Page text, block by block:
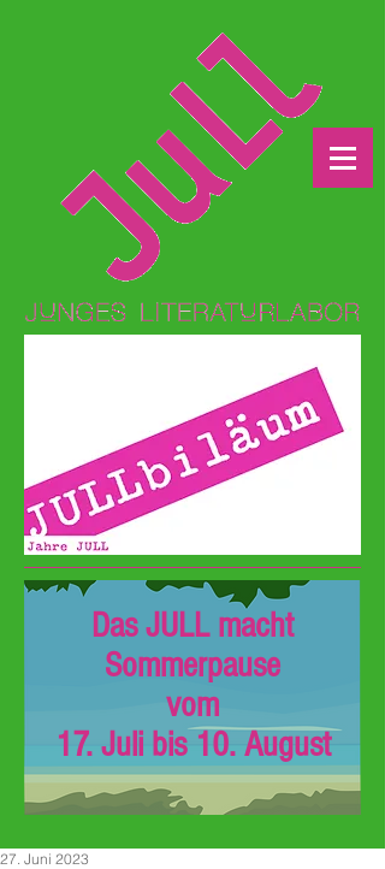
Das JULL macht
Sommerpause
vom
17. Juli bis 10. August
27. Juni 2023